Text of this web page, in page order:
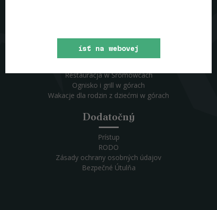
Wycieczki szkolne w górach
Restauracja w Sromowcach
Ognisko i grill w górach
Wakacje dla rodzin z dziećmi w górach
Dodatočný
Prístup
RODO
Zásady ochrany osobných údajov
Bezpečné Útulňa
ísť na webovej